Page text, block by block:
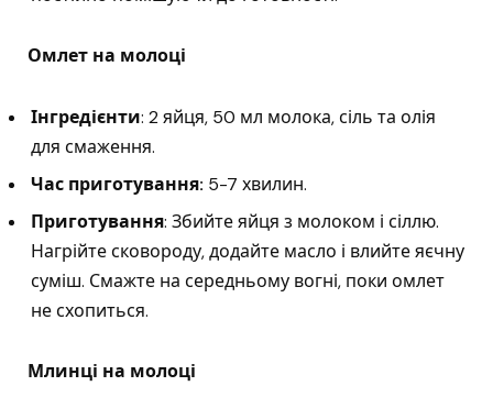
Омлет на молоці
Інгредієнти: 2 яйця, 50 мл молока, сіль та олія
для смаження.
Час приготування: 5-7 хвилин.
Приготування: Збийте яйця з молоком і сіллю.
Нагрійте сковороду, додайте масло і влийте яєчну
суміш. Смажте на середньому вогні, поки омлет
не схопиться.
Млинці на молоці